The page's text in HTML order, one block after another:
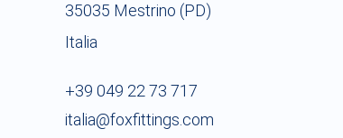
35035 Mestrino (PD)
Italia
+39 049 22 73 717
italia@foxfittings.com